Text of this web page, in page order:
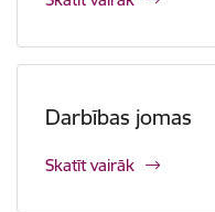
Darbības jomas
Skatīt vairāk